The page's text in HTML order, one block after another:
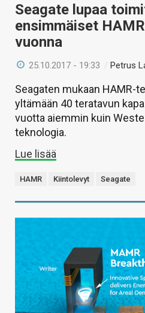
Seagate lupaa
ensimmäiset
vuonna
25.10.2017 - 19:33 /Petrus
Seagaten mukaan HAMR-
yltämään 40 teratavun
vuotta aiemmin kuin
teknologia.
Lue lisää
HAMR Kiintolevyt Seagate